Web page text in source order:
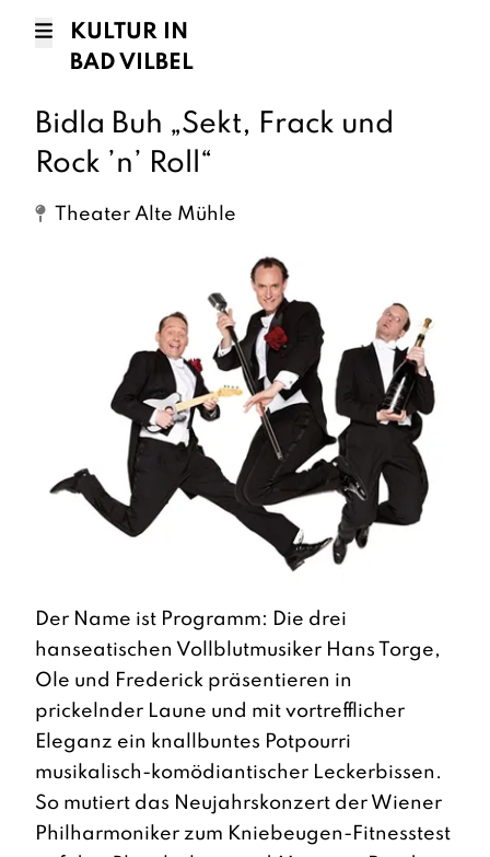
KULTUR IN
BAD VILBEL
Bidla Buh „Sekt, Frack und
Rock ’n’ Roll“
Theater Alte Mühle
Der Name ist Programm: Die drei
hanseatischen Vollblutmusiker Hans Torge,
Ole und Frederick präsentieren in
prickelnder Laune und mit vortrefflicher
Eleganz ein knallbuntes Potpourri
musikalisch-komödiantischer Leckerbissen.
So mutiert das Neujahrskonzert der Wiener
Philharmoniker zum Kniebeugen-Fitnesstest